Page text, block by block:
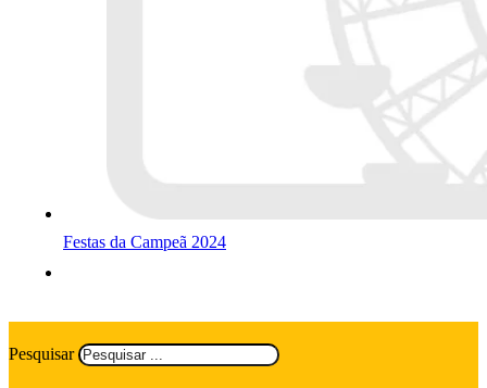
Festas da Campeã 2024
Pesquisar